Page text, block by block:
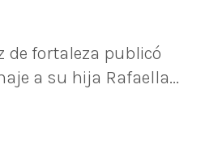
de fortaleza publicó
a su hija Rafaella...